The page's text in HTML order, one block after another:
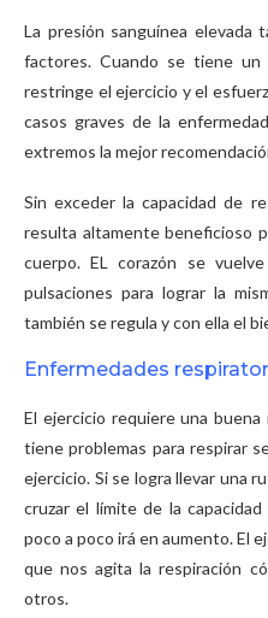
La presión sanguínea elevada
factores. Cuando se tiene un
restringe el ejercicio y el
casos graves de la
extremos la mejor
Sin exceder la capacidad de
resulta altamente beneficioso
cuerpo. EL corazón se
pulsaciones para lograr la
también se regula y con ella el
Enfermedades
El ejercicio requiere una
tiene problemas para respirar
ejercicio. Si se logra llevar una
cruzar el límite de la
poco a poco irá en aumento. El
que nos agita la respiración
otros.